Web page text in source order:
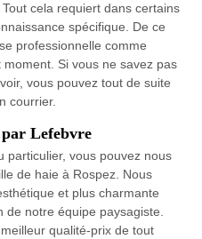
cela requiert dans certains
spécifique. De ce
professionnelle comme
Si vous ne savez pas
vous pouvez tout de suite
courrier.
Lefebvre
particulier, vous pouvez nous
de haie à Rospez. Nous
et plus charmante
de notre équipe paysagiste.
qualité-prix de tout